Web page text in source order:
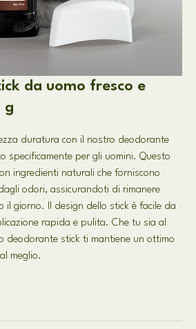
da uomo fresco e
g
duratura con il nostro deodorante
specificamente per gli uomini. Questo
ingredienti naturali che forniscono
odori, assicurandoti di rimanere
il giorno. Il design dello stick è facile da
rapida e pulita. Che tu sia al
deodorante stick ti mantiene un ottimo
meglio.